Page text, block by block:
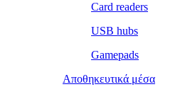
Card readers
USB hubs
Gamepads
Αποθηκευτικά μέσα